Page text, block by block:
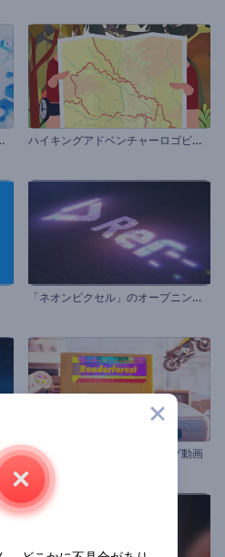
イントロ動画 ハ
イキングアドベンチャーロゴビデオ
「
ネオンピクセル」のオープニング動画
レトロゲーム機のオープニング動画